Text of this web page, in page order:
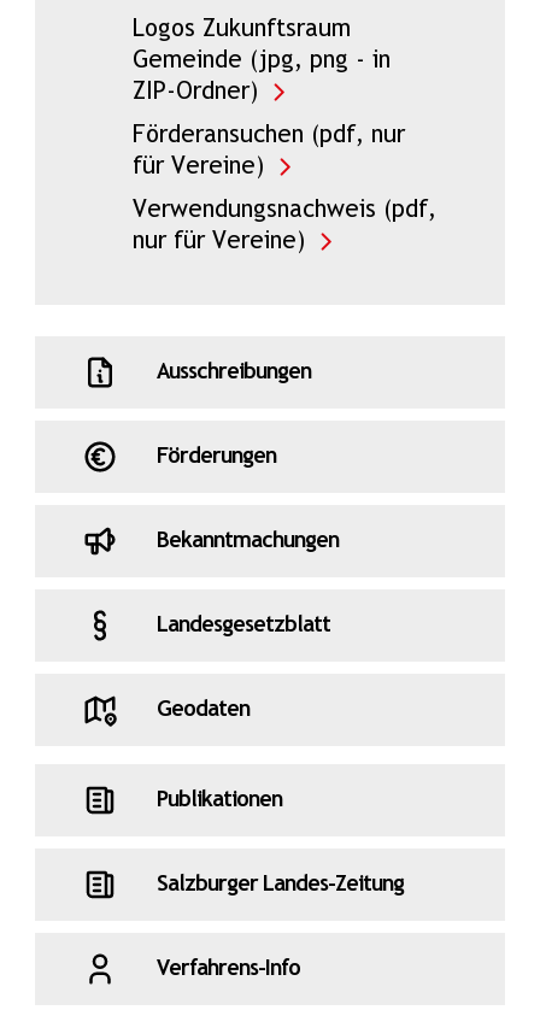
Logos Zukunftsraum
Gemeinde (jpg, png - in
ZIP-Ordner)
Förderansuchen (pdf, nur
für Vereine)
Verwendungsnachweis (pdf,
nur für Vereine)
Ausschreibungen
Förderungen
Bekanntmachungen
Landesgesetzblatt
Geodaten
Publikationen
Salzburger Landes-Zeitung
Verfahrens-Info